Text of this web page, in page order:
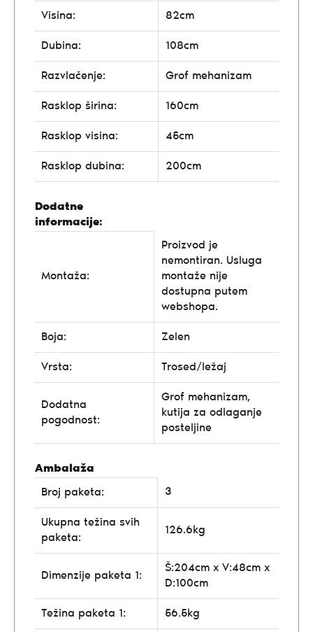
Visina: 82cm
Dubina: 108cm
Razvlačenje: Grof mehanizam
Rasklop širina: 160cm
Rasklop visina: 45cm
Rasklop dubina: 200cm
Dodatne
informacije:
Montaža:
Proizvod je
nemontiran. Usluga
montaže nije
dostupna putem
webshopa.
Boja: Zelen
Vrsta: Trosed/ležaj
Dodatna
pogodnost:
Grof mehanizam,
kutija za odlaganje
posteljine
Ambalaža
Broj paketa:
3
Ukupna težina svih
paketa:
126.6kg
Dimenzije paketa 1:
Š:204cm x V:48cm x
D:100cm
Težina paketa 1: 56.5kg